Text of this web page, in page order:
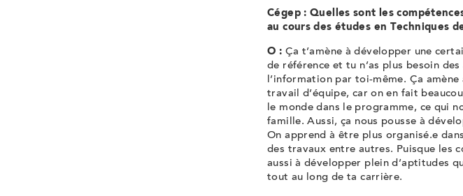
Cégep : Quelles sont les
au cours des études en Techniques
O : Ça t’amène à développer une
de référence et tu n’as plus besoin
l’information par toi-même. Ça
travail d’équipe, car on en fait
le monde dans le programme, ce qui
famille. Aussi, ça nous pousse à
On apprend à être plus organisé.e
des travaux entre autres. Puisque les
aussi à développer plein d’aptitudes
tout au long de ta carrière.